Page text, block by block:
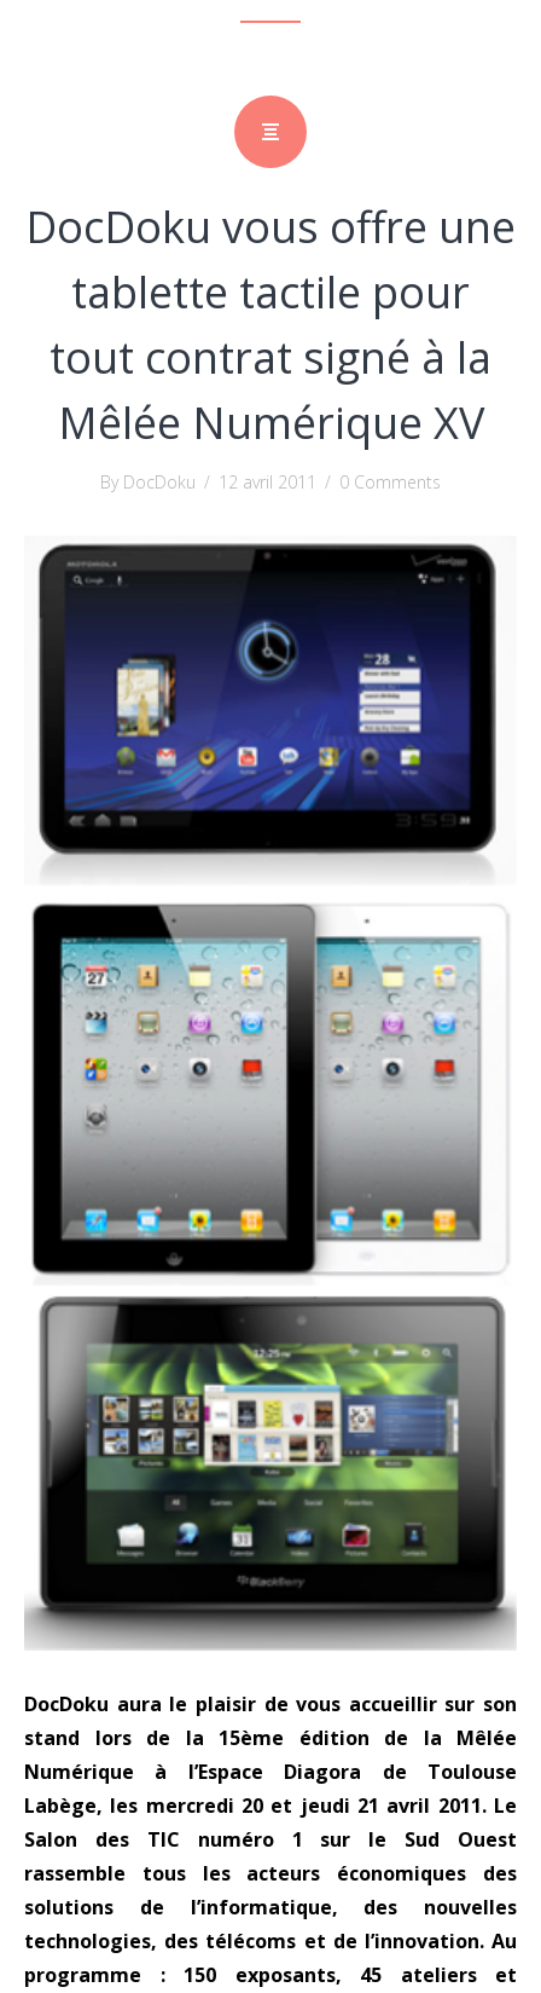
DocDoku vous offre une
tablette tactile pour
tout contrat signé à la
Mêlée Numérique XV
By DocDoku / 12 avril 2011 / 0 Comments
DocDoku aura le plaisir de vous accueillir sur son
stand lors de la 15ème édition de la Mêlée
Numérique à l’Espace Diagora de Toulouse
Labège, les mercredi 20 et jeudi 21 avril 2011. Le
Salon des TIC numéro 1 sur le Sud Ouest
rassemble tous les acteurs économiques des
solutions de l’informatique, des nouvelles
technologies, des télécoms et de l’innovation. Au
programme : 150 exposants, 45 ateliers et